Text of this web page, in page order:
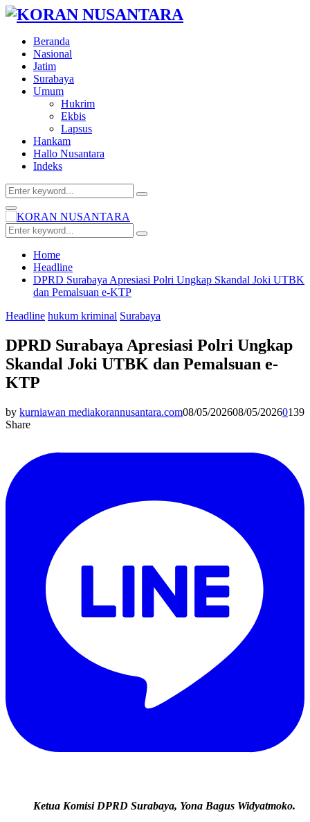
Beranda
Nasional
Jatim
Surabaya
Umum
Hukrim
Ekbis
Lapsus
Hankam
Hallo Nusantara
Indeks
Search
for:
Search
Facebook
Twitter
Youtube
Primary
Menu
Search
for:
Search
Home
Headline
DPRD Surabaya Apresiasi Polri Ungkap Skandal Joki UTBK
dan Pemalsuan e-KTP
Headline hukum kriminal Surabaya
DPRD Surabaya Apresiasi Polri Ungkap
Skandal Joki UTBK dan Pemalsuan e-
KTP
by kurniawan mediakorannusantara.com08/05/202608/05/20260139
Share
Ketua Komisi DPRD Surabaya, Yona Bagus Widyatmoko.